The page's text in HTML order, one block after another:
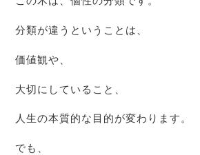
分類が違うということは、
価値観や、
大切にしていること、
人生の本質的な目的が変わります。
でも、